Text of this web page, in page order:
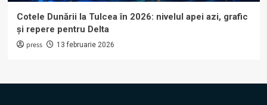
Cotele Dunării la Tulcea în 2026: nivelul apei azi, grafic
și repere pentru Delta
press 13 februarie 2026